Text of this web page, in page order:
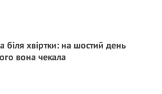
біля хвіртки: на шостий день
вона чекала